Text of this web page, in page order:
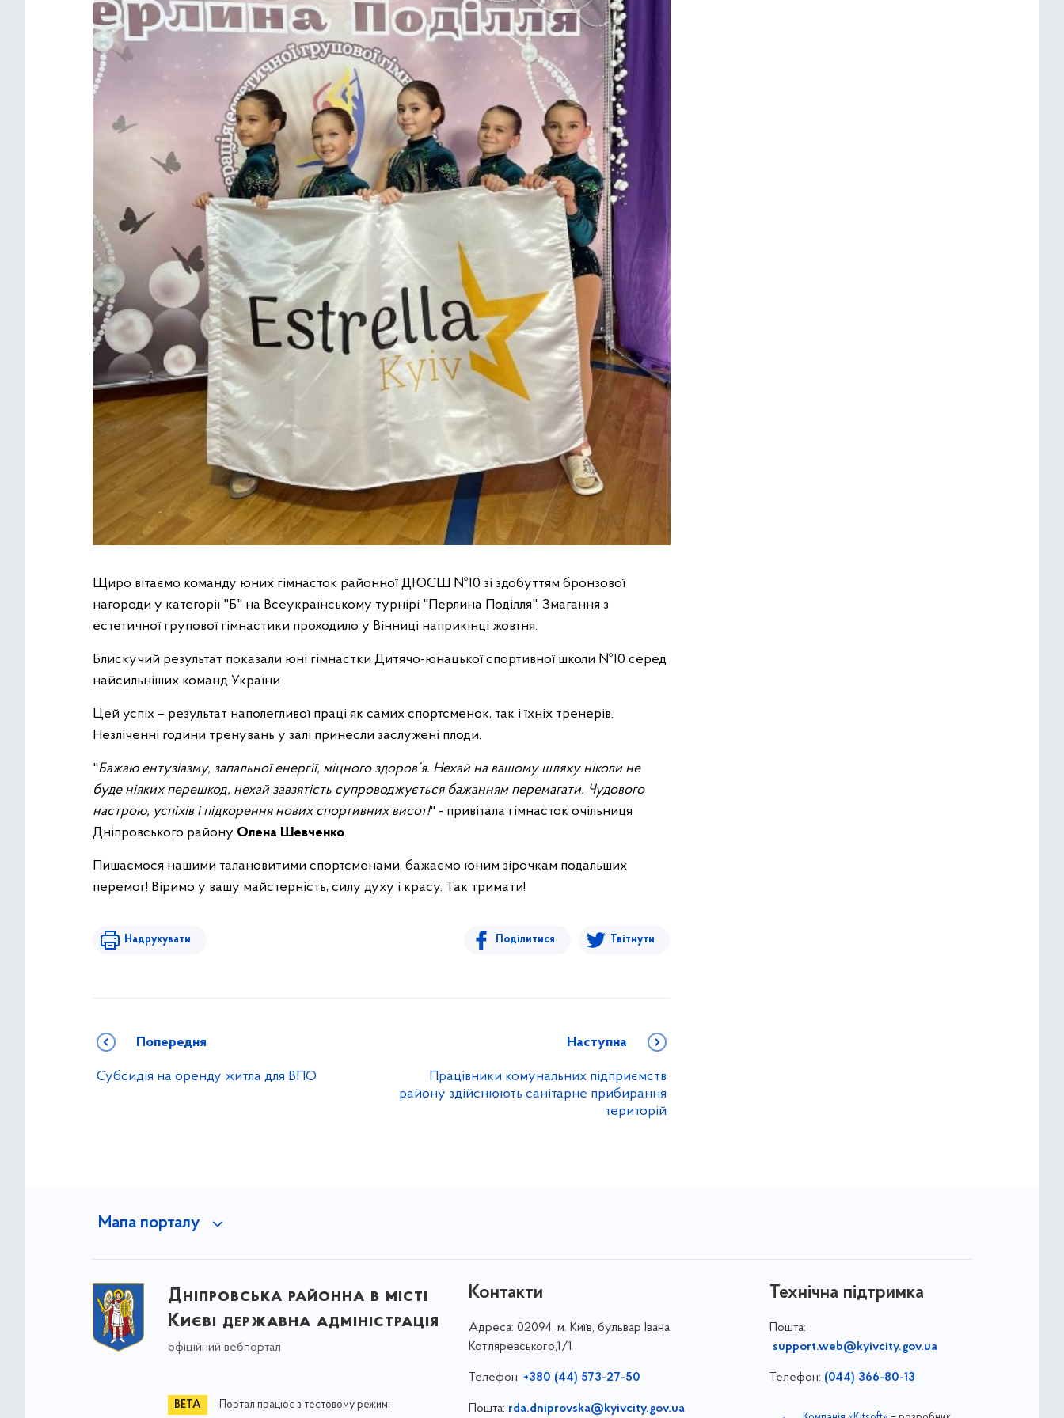
Щиро вітаємо команду юних гімнасток районної ДЮСШ №10 зі здобуттям бронзової
нагороди у категорії "Б" на Всеукраїнському турнірі "Перлина Поділля". Змагання з
естетичної групової гімнастики проходило у Вінниці наприкінці жовтня.
Блискучий результат показали юні гімнастки Дитячо-юнацької спортивної школи №10 серед
найсильніших команд України
Цей успіх – результат наполегливої праці як самих спортсменок, так і їхніх тренерів.
Незліченні години тренувань у залі принесли заслужені плоди.
"Бажаю ентузіазму, запальної енергії, міцного здоров’я. Нехай на вашому шляху ніколи не
буде ніяких перешкод, нехай завзятість супроводжується бажанням перемагати. Чудового
настрою, успіхів і підкорення нових спортивних висот!" - привітала гімнасток очільниця
Дніпровського району Олена Шевченко.
Пишаємося нашими талановитими спортсменами, бажаємо юним зірочкам подальших
перемог! Віримо у вашу майстерність, силу духу і красу. Так тримати!
Надрукувати Поділитися Твітнути
Попередня
Субсидія на оренду житла для ВПО
Наступна
Працівники комунальних підприємств
району здійснюють санітарне прибирання
територій
Мапа порталу
Дніпровська районна в місті
Києві державна адміністрація
офіційний вебпортал
Портал працює в тестовому режимі
Контакти
Адреса: 02094, м. Київ, бульвар Івана
Котляревського,1/1
Телефон: +380 (44) 573-27-50
Пошта: rda.dniprovska@kyivcity.gov.ua
Технічна підтримка
Пошта:
support.web@kyivcity.gov.ua
Телефон: (044) 366-80-13